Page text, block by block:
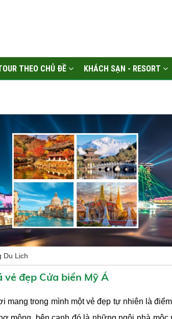
THEO CHỦ ĐỀ KHÁCH SẠN - RESORT
Du Lịch
vẻ đẹp Cửa biển Mỹ Á
mang trong mình một vẻ đẹp tự nhiên là